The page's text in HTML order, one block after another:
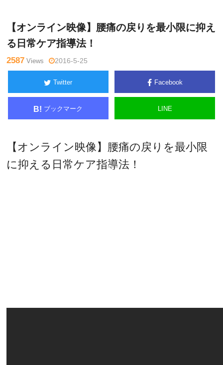
【オンライン映像】腰痛の戻りを最小限に抑え
る日常ケア指導法！
2587 Views 2016-5-25
Twitter Facebook
B! ブックマーク LINE
【オンライン映像】腰痛の戻りを最小限
に抑える日常ケア指導法！